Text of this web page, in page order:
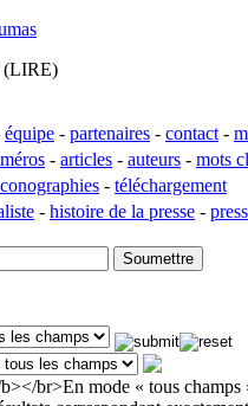
(LIRE)
équipe - partenaires - contact -
- articles - auteurs - mots
- téléchargement
- histoire de la presse -